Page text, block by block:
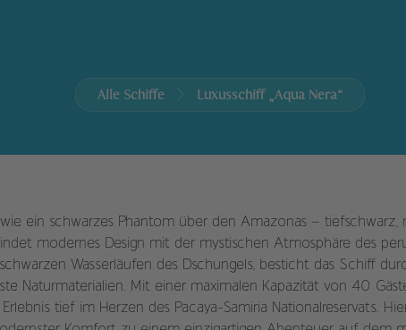
Alle Schiffe Luxusschiff„Aqua Nera“
ein schwarzes Phantom über den Amazonas – tiefschwarz,
modernes Design mit der mystischen Atmosphäre des
Wasserläufen des Dschungels, besticht das Schiff
Naturmaterialien. Mit einer maximalen Kapazität von 40
tief im Herzen des Pacaya-Samiria Nationalreservats.